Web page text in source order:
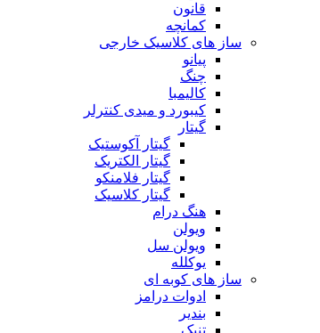
قانون
کمانچه
ساز های کلاسیک خارجی
پیانو
چنگ
کالیمبا
کیبورد و میدی کنترلر
گیتار
گیتار آکوستیک
گیتار الکتریک
گیتار فلامنکو
گیتار کلاسیک
هنگ درام
ویولن
ویولن سل
یوکلله
ساز های کوبه ای
ادوات درامز
بندیر
تنبک